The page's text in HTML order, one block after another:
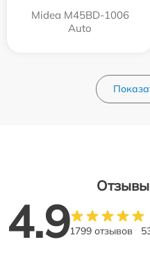
Midea M45BD-1006
Auto
Отзывы
4.91799 отзывов